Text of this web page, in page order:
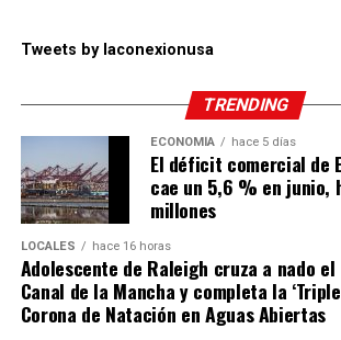
Tweets by laconexionusa
TRENDING
ECONOMÍA hace 5 días
El déficit comercial de
cae un 5,6 % en junio,
millones
LOCALES hace 16 horas
Adolescente de Raleigh cruza a nado el
Canal de la Mancha y completa la ‘Triple
Corona de Natación en Aguas Abiertas